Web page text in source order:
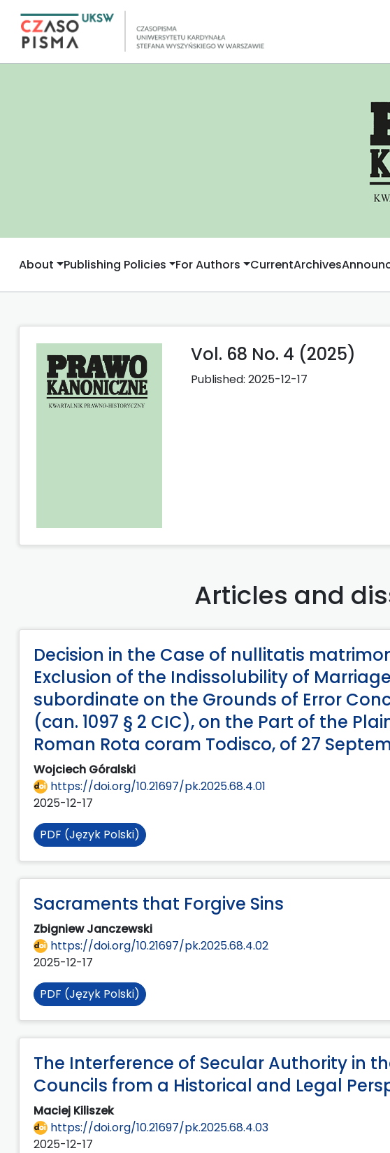
About Publishing Policies For Authors CurrentArchives
Vol. 68 No. 4 (2025)
Published: 2025-12-17
Articles and
Decision in the Case of nullitatis
Exclusion of the Indissolubility of Marriage
subordinate on the Grounds of Error
(can. 1097 § 2 CIC), on the Part of the
Roman Rota coram Todisco, of 27
Wojciech Góralski
https://doi.org/10.21697/pk.2025.68.4.01
2025-12-17
PDF (Język Polski)
Sacraments that Forgive Sins
Zbigniew Janczewski
https://doi.org/10.21697/pk.2025.68.4.02
2025-12-17
PDF (Język Polski)
The Interference of Secular Authority in
Councils from a Historical and Legal
Maciej Kiliszek
https://doi.org/10.21697/pk.2025.68.4.03
2025-12-17